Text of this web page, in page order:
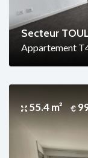
Secteur
Appartement
55.4 m²